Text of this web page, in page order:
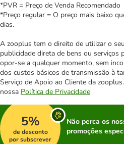
*PVR = Preço de Venda
*Preço regular = O preço mais baixo
dias.
A zooplus tem o direito de utilizar o
publicidade direta de bens ou serviços
opor-se a qualquer momento, sem
dos custos básicos de transmissão à
Serviço de Apoio ao Cliente da
nossa Política de Privacidade
5%
de desconto
por subscrever
Não perca os
promoções